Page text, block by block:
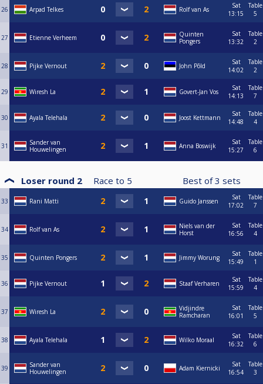
26 Arpad Telkes Rolf van As
Sat
13:15
Table
5
27 Etienne Verheem
Quinten
Pongers
Sat
13:32
Table
2
28 Pijke Vernout John Põld
Sat
14:02
Table
2
29 Wiresh La Govert-Jan Vos
Sat
14:13
Table
7
30 Ayala Telehala Joost Kettmann
Sat
14:48
Table
4
31
Sander van
Houwelingen
Anna Boswijk
Sat
15:27
Table
6
Loser round 2 Race to 5 Best of3 sets
33 Rani Matti Guido Janssen
Sat
17:02
Table
7
34 Rolf van As
Niels van der
Horst
Sat
16:56
Table
4
35 Quinten Pongers Jimmy Worung
Sat
15:49
Table
1
36 Pijke Vernout Staaf Verharen
Sat
15:59
Table
4
37 Wiresh La
Vidjindre
Ramcharan
Sat
16:01
Table
5
38 Ayala Telehala Wilko Moraal
Sat
16:32
Table
6
39
Sander van
Houwelingen
Adam Kiernicki
Sat
16:54
Table
3